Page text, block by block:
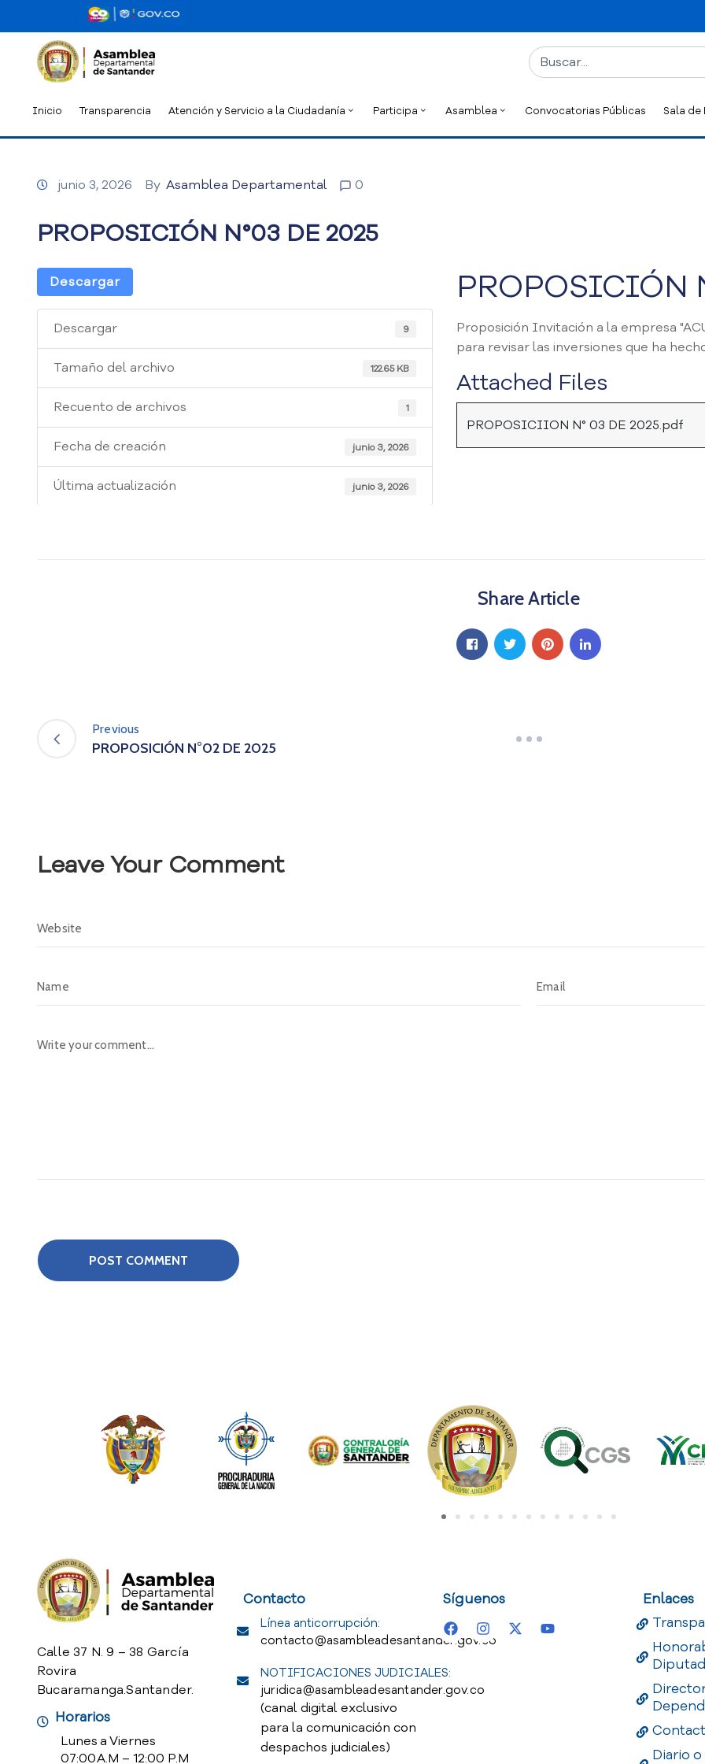
Inicio Transparencia Atención y Servicio a la Ciudadanía Participa Asamblea Convocatorias Públicas Sala de
junio 3, 2026 By Asamblea Departamental 0
PROPOSICIÓN N°03 DE 2025
Descargar
Descargar 9
Tamaño del archivo 122.65 KB
Recuento de archivos 1
Fecha de creación junio 3, 2026
Última actualización junio 3, 2026
PROPOSICIÓN
Proposición Invitación a la empresa
para revisar las inversiones que ha
Attached Files
PROPOSICIION N° 03 DE 2025.pdf
Share Article
Previous
PROPOSICIÓN N°02 DE 2025
Leave Your Comment
Calle 37 N. 9 – 38 García
Rovira
Bucaramanga.Santander.
Horarios
Lunes a Viernes
07:00 A.M – 12:00 P.M
Contacto
Línea anticorrupción:
contacto@asambleadesantander.gov.co
NOTIFICACIONES JUDICIALES:
juridica@asambleadesantander.gov.co
(canal digital exclusivo
para la comunicación con
despachos judiciales)
Síguenos
Enlaces
Diario